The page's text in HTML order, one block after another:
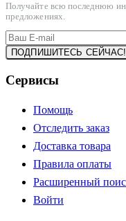
Получайте всю последнюю
предложениях.
Сервисы
Помощь
Отследить заказ
Доставка товара
Правила оплаты
Расширенный
Войти